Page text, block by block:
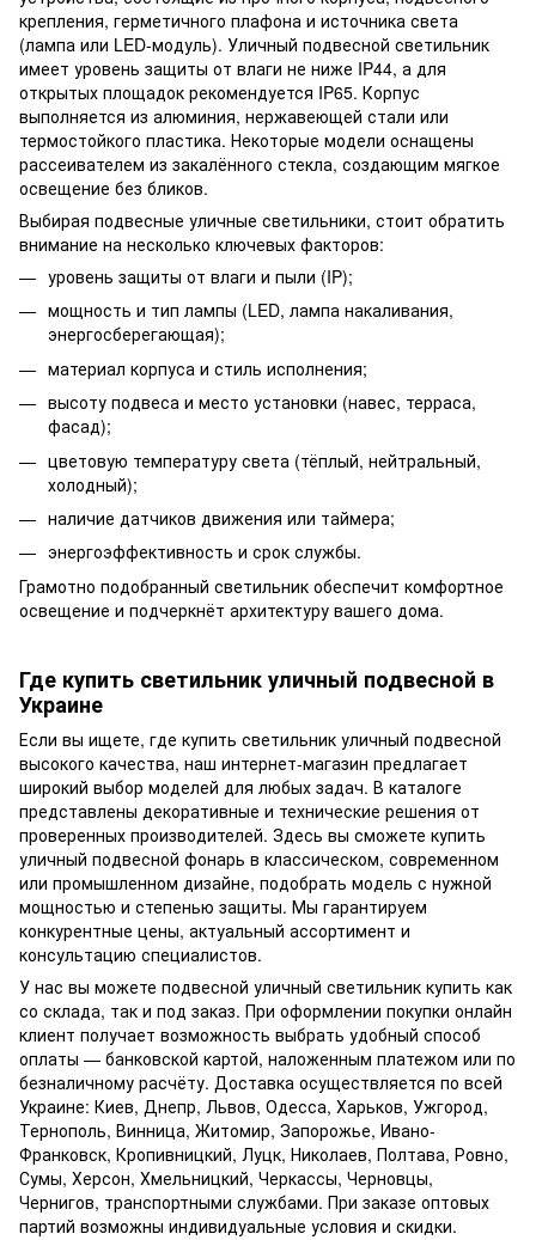
крепления, герметичного плафона и источника света
(лампа или LED-модуль). Уличный подвесной светильник
имеет уровень защиты от влаги не ниже IP44, а для
открытых площадок рекомендуется IP65. Корпус
выполняется из алюминия, нержавеющей стали или
термостойкого пластика. Некоторые модели оснащены
рассеивателем из закалённого стекла, создающим мягкое
освещение без бликов.
Выбирая подвесные уличные светильники, стоит обратить
внимание на несколько ключевых факторов:
уровень защиты от влаги и пыли (IP);
мощность и тип лампы (LED, лампа накаливания,
энергосберегающая);
материал корпуса и стиль исполнения;
высоту подвеса и место установки (навес, терраса,
фасад);
цветовую температуру света (тёплый, нейтральный,
холодный);
наличие датчиков движения или таймера;
энергоэффективность и срок службы.
Грамотно подобранный светильник обеспечит комфортное
освещение и подчеркнёт архитектуру вашего дома.
Где купить светильник уличный подвесной в
Украине
Если вы ищете, где купить светильник уличный подвесной
высокого качества, наш интернет-магазин предлагает
широкий выбор моделей для любых задач. В каталоге
представлены декоративные и технические решения от
проверенных производителей. Здесь вы сможете купить
уличный подвесной фонарь в классическом, современном
или промышленном дизайне, подобрать модель с нужной
мощностью и степенью защиты. Мы гарантируем
конкурентные цены, актуальный ассортимент и
консультацию специалистов.
У нас вы можете подвесной уличный светильник купить как
со склада, так и под заказ. При оформлении покупки онлайн
клиент получает возможность выбрать удобный способ
оплаты — банковской картой, наложенным платежом или по
безналичному расчёту. Доставка осуществляется по всей
Украине: Киев, Днепр, Львов, Одесса, Харьков, Ужгород,
Тернополь, Винница, Житомир, Запорожье, Ивано-
Франковск, Кропивницкий, Луцк, Николаев, Полтава, Ровно,
Сумы, Херсон, Хмельницкий, Черкассы, Черновцы,
Чернигов, транспортными службами. При заказе оптовых
партий возможны индивидуальные условия и скидки.